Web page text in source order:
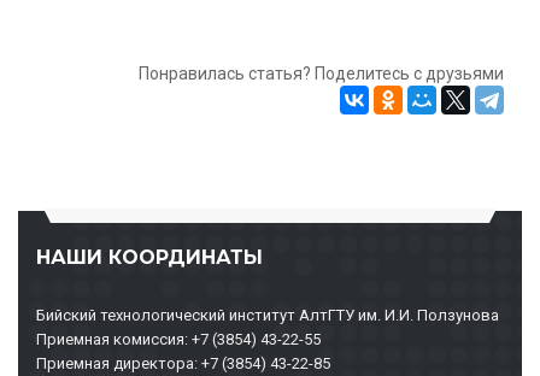
Понравилась статья? Поделитесь с друзьями
НАШИ КООРДИНАТЫ
Бийский технологический институт АлтГТУ им. И.И. Ползунова
Приемная комиссия: +7 (3854) 43-22-55
Приемная директора: +7 (3854) 43-22-85